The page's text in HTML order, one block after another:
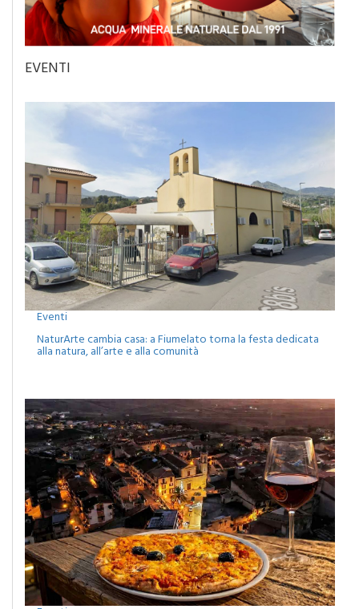
EVENTI
Eventi
NaturArte cambia casa: a Fiumelato torna la festa dedicata
alla natura, all’arte e alla comunità
Eventi